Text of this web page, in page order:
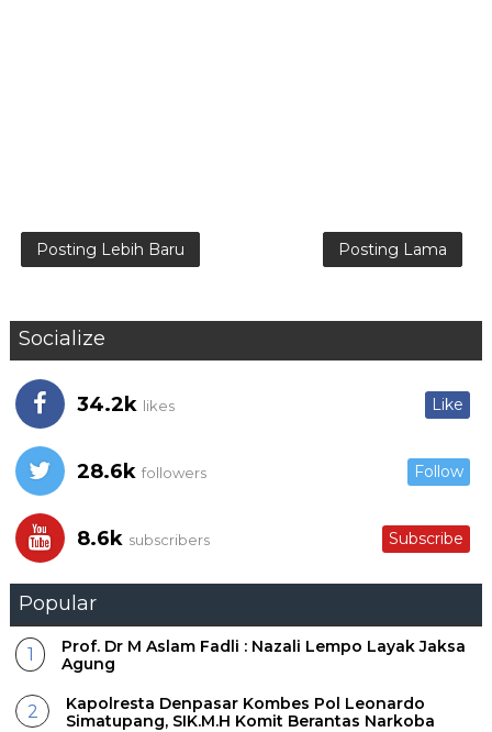
Posting Lebih Baru Posting Lama
Socialize
34.2k likes Like
28.6k followers Follow
8.6k subscribers Subscribe
Popular
Prof. Dr M Aslam Fadli : Nazali Lempo Layak Jaksa
Agung
Kapolresta Denpasar Kombes Pol Leonardo
Simatupang, SIK.M.H Komit Berantas Narkoba